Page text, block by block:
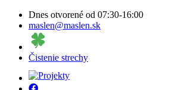
Dnes otvorené od 07:30-16:00
maslen@maslen.sk
Čistenie strechy